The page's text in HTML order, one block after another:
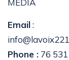
MEDIA
Email:
Phone : 76